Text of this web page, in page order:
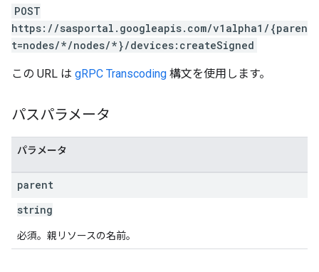
POST
https://sasportal.googleapis.com/v1alpha1/{paren
t=nodes/*/nodes/*}/devices:createSigned
この URL は gRPC Transcoding 構文を使用します。
パスパラメータ
パラメータ
parent
string
必須。親リソースの名前。